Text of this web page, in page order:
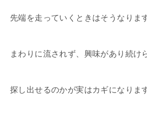
先端を走っていくときはそうなりま
まわりに流されず、興味があり続け
探し出せるのかが実はカギになりま